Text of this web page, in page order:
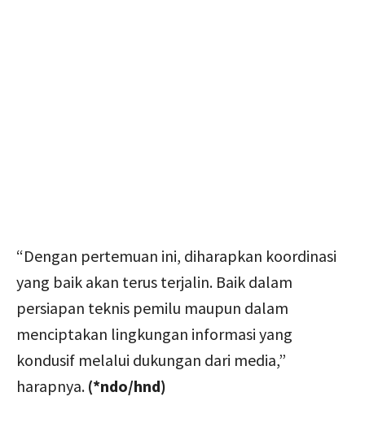
“Dengan pertemuan ini, diharapkan koordinasi
yang baik akan terus terjalin. Baik dalam
persiapan teknis pemilu maupun dalam
menciptakan lingkungan informasi yang
kondusif melalui dukungan dari media,”
harapnya. (*ndo/hnd)